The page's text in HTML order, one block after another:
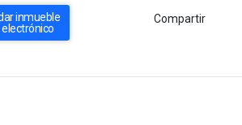
inmueble
Compartir